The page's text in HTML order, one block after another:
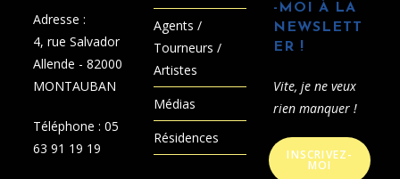
Adresse :
4, rue Salvador
Allende - 82000
MONTAUBAN
Téléphone :05
63 91 19 19
Agents /
Tourneurs /
Artistes
Médias
Résidences
-MOI À LA
NEWSLETT
ER !
Vite, je ne veux
rien manquer !
INSCRIVEZ-
MOI